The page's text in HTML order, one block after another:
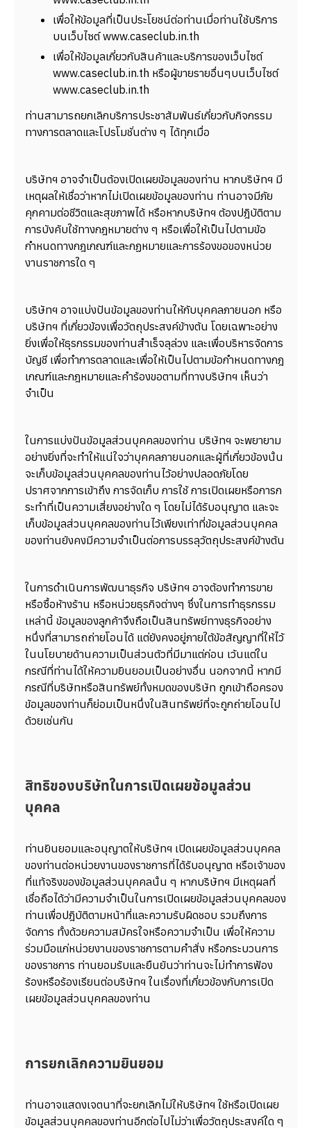
เพื่อให้ข้อมูลที่เป็นประโยชน์ต่อท่านเมื่อท่านใช้บริการ
บนเว็บไซต์ www.caseclub.in.th
เพื่อให้ข้อมูลเกี่ยวกับสินค้าและบริการของเว็บไซต์
www.caseclub.in.th หรือผู้ขายรายอื่นๆบนเว็บไซต์
www.caseclub.in.th
ท่านสามารถยกเลิกบริการประชาสัมพันธ์เกี่ยวกับกิจกรรม
ทางการตลาดและโปรโมชั่นต่าง ๆ ได้ทุกเมื่อ
บริษัทฯ อาจจำเป็นต้องเปิดเผยข้อมูลของท่าน หากบริษัทฯ มี
เหตุผลให้เชื่อว่าหากไม่เปิดเผยข้อมูลของท่าน ท่านอาจมีภัย
คุกคามต่อชีวิตและสุขภาพได้ หรือหากบริษัทฯ ต้องปฎิบัติตาม
การบังคับใช้ทางกฎหมายต่าง ๆ หรือเพื่อให้เป็นไปตามข้อ
กำหนดทางกฎเกณฑ์และกฏหมายและการร้องขอของหน่วย
งานราชการใด ๆ
บริษัทฯ อาจแบ่งปันข้อมูลของท่านให้กับบุคคลภายนอก หรือ
บริษัทฯ ที่เกี่ยวข้องเพื่อวัตถุประสงค์ข้างต้น โดยเฉพาะอย่าง
ยิ่งเพื่อให้ธุรกรรมของท่านสำเร็จลุล่วง และเพื่อบริหารจัดการ
บัญชี เพื่อทำการตลาดและเพื่อให้เป็นไปตามข้อกำหนดทางกฎ
เกณฑ์และกฎหมายและคำร้องขอตามที่ทางบริษัทฯ เห็นว่า
จำเป็น
ในการแบ่งปันข้อมูลส่วนบุคคลของท่าน บริษัทฯ จะพยายาม
อย่างยิ่งที่จะทำให้แน่ใจว่าบุคคลภายนอกและผู้ที่เกี่ยวข้องนั้น
จะเก็บข้อมูลส่วนบุคคลของท่านไว้อย่างปลอดภัยโดย
ปราศจากการเข้าถึง การจัดเก็บ การใช้ การเปิดเผยหรือการก
ระทำที่เป็นความเสี่ยงอย่างใด ๆ โดยไม่ได้รับอนุญาต และจะ
เก็บข้อมูลส่วนบุคคลของท่านไว้เพียงเท่าที่ข้อมูลส่วนบุคคล
ของท่านยังคงมีความจำเป็นต่อการบรรลุวัตถุประสงค์ข้างต้น
ในการดำเนินการพัฒนาธุรกิจ บริษัทฯ อาจต้องทำการขาย
หรือซื้อห้างร้าน หรือหน่วยธุรกิจต่างๆ ซึ่งในการทำธุรกรรม
เหล่านี้ ข้อมูลของลูกค้าจึงถือเป็นสินทรัพย์ทางธุรกิจอย่าง
หนึ่งที่สามารถถ่ายโอนได้ แต่ยังคงอยู่ภายใต้ข้อสัญญาที่ให้ไว้
ในนโยบายด้านความเป็นส่วนตัวที่มีมาแต่ก่อน เว้นแต่ใน
กรณีที่ท่านได้ให้ความยินยอมเป็นอย่างอื่น นอกจากนี้ หากมี
กรณีที่บริษัทหรือสินทรัพย์ทั้งหมดของบริษัท ถูกเข้าถือครอง
ข้อมูลของท่านก็ย่อมเป็นหนึ่งในสินทรัพย์ที่จะถูกถ่ายโอนไป
ด้วยเช่นกัน
สิทธิของบริษัทในการเปิดเผยข้อมูลส่วน
บุคคล
ท่านยินยอมและอนุญาตให้บริษัทฯ เปิดเผยข้อมูลส่วนบุคคล
ของท่านต่อหน่วยงานของราชการที่ได้รับอนุญาต หรือเจ้าของ
ที่แท้จริงของข้อมูลส่วนบุคคลนั้น ๆ หากบริษัทฯ มีเหตุผลที่
เชื่อถือได้ว่ามีความจำเป็นในการเปิดเผยข้อมูลส่วนบุคคลของ
ท่านเพื่อปฎิบัติตามหน้าที่และความรับผิดชอบ รวมถึงการ
จัดการ ทั้งด้วยความสมัครใจหรือความจำเป็น เพื่อให้ความ
ร่วมมือแก่หน่วยงานของราชการตามคำสั่ง หรือกระบวนการ
ของราชการ ท่านยอมรับและยืนยันว่าท่านจะไม่ทำการฟ้อง
ร้องหรือร้องเรียนต่อบริษัทฯ ในเรื่องที่เกี่ยวข้องกับการเปิด
เผยข้อมูลส่วนบุคคลของท่าน
การยกเลิกความยินยอม
ท่านอาจแสดงเจตนาที่จะยกเลิกไม่ให้บริษัทฯ ใช้หรือเปิดเผย
ข้อมูลส่วนบุคคลของท่านอีกต่อไปไม่ว่าเพื่อวัตถุประสงค์ใด ๆ